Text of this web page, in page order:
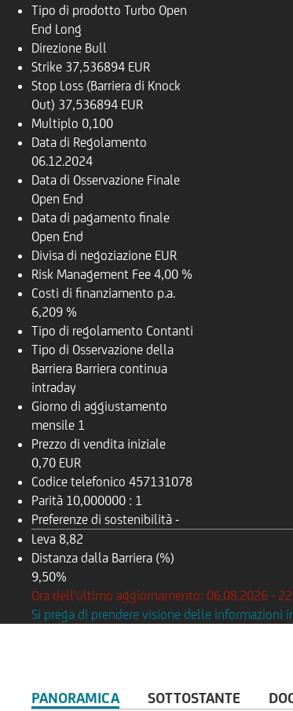
Tipo di prodotto Turbo Open
End Long
Direzione Bull
Strike 37,536894 EUR
Stop Loss (Barriera di Knock
Out) 37,536894 EUR
Multiplo 0,100
Data di Regolamento
06.12.2024
Data di Osservazione Finale
Open End
Data di pagamento finale
Open End
Divisa di negoziazione EUR
Risk Management Fee 4,00 %
Costi di finanziamento p.a.
6,209 %
Tipo di regolamento Contanti
Tipo di Osservazione della
Barriera Barriera continua
intraday
Giorno di aggiustamento
mensile 1
Prezzo di vendita iniziale
0,70 EUR
Codice telefonico 457131078
Parità 10,000000 : 1
Preferenze di sostenibilità -
Leva 8,82
Distanza dalla Barriera (%)
9,50%
Ora dell'ultimo aggiornamento: 06.08.2026 -
Si prega di prendere visione delle informazioni
PANORAMICA SOTTOSTANTE